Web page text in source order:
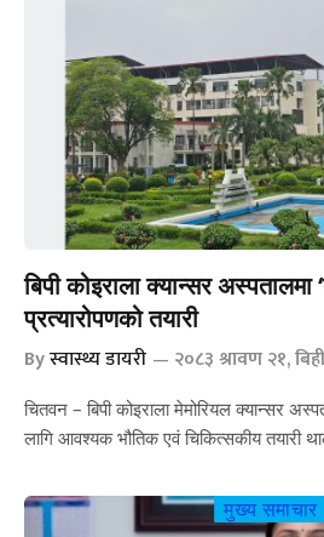
बिपी कोइराला क्यान्सर अस्पतालमा
प्रत्यारोपणको तयारी
Byस्वास्थ्य डायरी २०८३ श्रावण २१,
चितवन – बिपी कोइराला मेमोरियल क्यान्सर
लागि आवश्यक भौतिक एवं चिकित्सकीय तयारी
मुख्य समाचार